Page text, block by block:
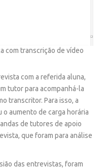
com transcrição de vídeo
com a referida aluna,
tutor para acompanhá-la
transcritor. Para isso, a
aumento de carga horária
de tutores de apoio
que foram para análise
das entrevistas, foram